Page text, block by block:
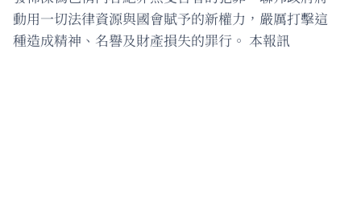
動用一切法律資源與國會賦予的新權力，嚴厲打擊這
種造成精神、名譽及財產損失的罪行。 本報訊